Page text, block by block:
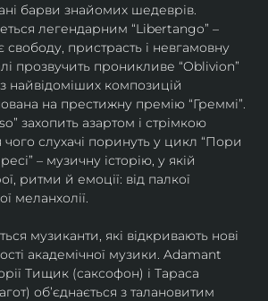
барви знайомих шедеврів.
легендарним “Libertango” –
пристрасть і невгамовну
прозвучить проникливе “Oblivion”
з найвідоміших композицій
на престижну премію “Греммі”.
захопить азартом і стрімкою
чого слухачі поринуть у цикл “Пори
– музичну історію, у якій
ритми й емоції: від палкої
меланхолії.
музиканти, які відкривають нові
академічної музики. Adamant
Тищик (саксофон) і Тараса
об’єднається з талановитим